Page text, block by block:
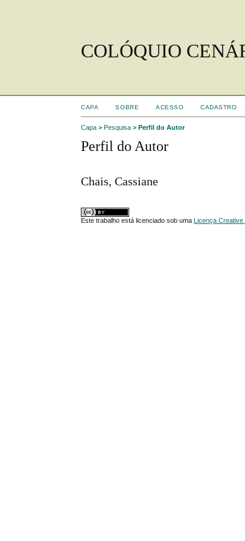
COLÓQUIO
CAPA SOBRE ACESSO CADASTRO
Capa >Pesquisa >Perfil do Autor
Perfil do Autor
Chais, Cassiane
Este trabalho está licenciado sob uma Licença